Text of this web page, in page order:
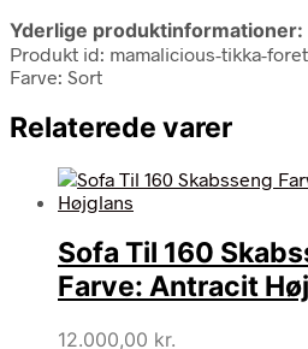
Yderlige produktinformationer:
Produkt id: mamalicious-tikka-
Farve: Sort
Relaterede varer
Sofa Til 160
Farve: Antracit
12.000,00 kr.